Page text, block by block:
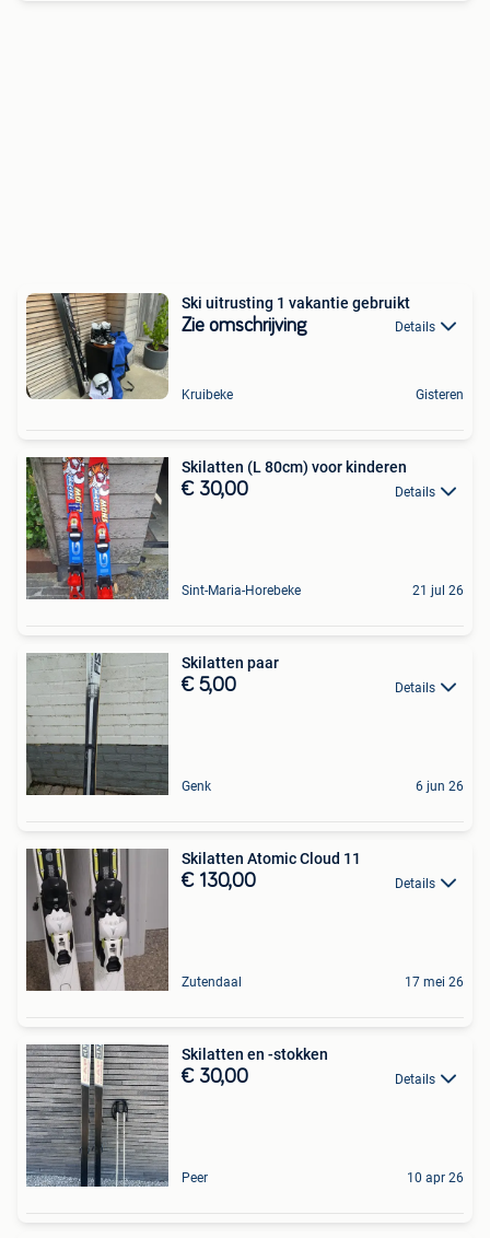
Ski uitrusting 1 vakantie gebruikt
Zie omschrijving Details
Kruibeke Gisteren
Skilatten (L 80cm) voor kinderen
€ 30,00 Details
Sint-Maria-Horebeke 21 jul 26
Skilatten paar
€ 5,00 Details
Genk 6 jun 26
Skilatten Atomic Cloud 11
€ 130,00 Details
Zutendaal 17 mei 26
Skilatten en -stokken
€ 30,00 Details
Peer 10 apr 26